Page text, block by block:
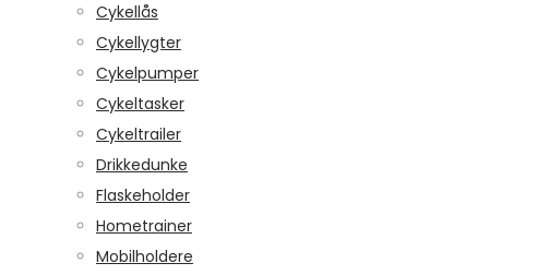
Cykellås
Cykellygter
Cykelpumper
Cykeltasker
Cykeltrailer
Drikkedunke
Flaskeholder
Hometrainer
Mobilholdere